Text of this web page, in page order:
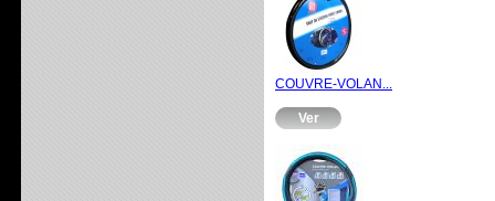
COUVRE-VOLAN...
Ver